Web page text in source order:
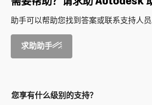
助手可以帮助您找到答案或联系支持人员
求助助手
您享有什么级别的支持？